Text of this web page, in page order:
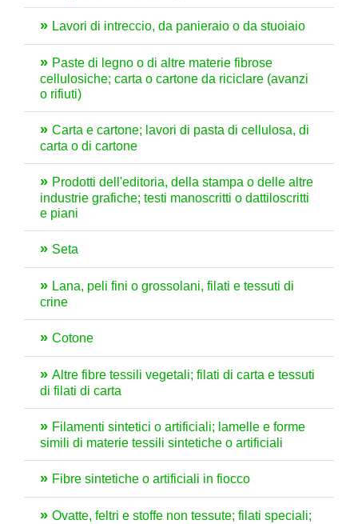
Lavori di intreccio, da panieraio o da stuoiaio
Paste di legno o di altre materie fibrose
cellulosiche; carta o cartone da riciclare (avanzi
o rifiuti)
Carta e cartone; lavori di pasta di cellulosa, di
carta o di cartone
Prodotti dell'editoria, della stampa o delle altre
industrie grafiche; testi manoscritti o dattiloscritti
e piani
Seta
Lana, peli fini o grossolani, filati e tessuti di
crine
Cotone
Altre fibre tessili vegetali; filati di carta e tessuti
di filati di carta
Filamenti sintetici o artificiali; lamelle e forme
simili di materie tessili sintetiche o artificiali
Fibre sintetiche o artificiali in fiocco
Ovatte, feltri e stoffe non tessute; filati speciali;